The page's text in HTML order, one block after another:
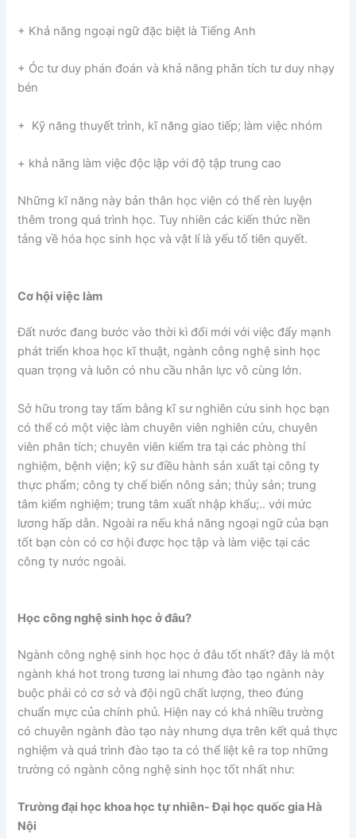
+ Khả năng ngoại ngữ đặc biệt là Tiếng Anh
+ Óc tư duy phán đoán và khả năng phân tích tư duy nhạy
bén
+ Kỹ năng thuyết trình, kĩ năng giao tiếp; làm việc nhóm
+ khả năng làm việc độc lập với độ tập trung cao
Những kĩ năng này bản thân học viên có thể rèn luyện
thêm trong quá trình học. Tuy nhiên các kiến thức nền
tảng về hóa học sinh học và vật lí là yếu tố tiên quyết.
Cơ hội việc làm
Đất nước đang bước vào thời kì đổi mới với việc đẩy mạnh
phát triển khoa học kĩ thuật, ngành công nghệ sinh học
quan trọng và luôn có nhu cầu nhân lực vô cùng lớn.
Sở hữu trong tay tấm bằng kĩ sư nghiên cứu sinh học bạn
có thể có một việc làm chuyên viên nghiên cứu, chuyên
viên phân tích; chuyên viên kiểm tra tại các phòng thí
nghiệm, bệnh viện; kỹ sư điều hành sản xuất tại công ty
thực phẩm; công ty chế biến nông sản; thủy sản; trung
tâm kiểm nghiệm; trung tâm xuất nhập khẩu;.. với mức
lương hấp dẫn. Ngoài ra nếu khả năng ngoại ngữ của bạn
tốt bạn còn có cơ hội được học tập và làm việc tại các
công ty nước ngoài.
Học công nghệ sinh học ở đâu?
Ngành công nghệ sinh học học ở đâu tốt nhất? đây là một
ngành khá hot trong tương lai nhưng đào tạo ngành này
buộc phải có cơ sở và đội ngũ chất lượng, theo đúng
chuẩn mực của chính phủ. Hiện nay có khá nhiều trường
có chuyên ngành đào tạo này nhưng dựa trên kết quả thực
nghiệm và quá trình đào tạo ta có thể liệt kê ra top những
trường có ngành công nghệ sinh học tốt nhất như:
Trường đại học khoa học tự nhiên- Đại học quốc gia Hà
Nội